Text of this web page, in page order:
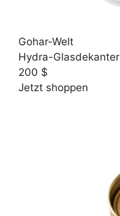
Gohar-Welt
Hydra-Glasdekanter
200 $
Jetzt shoppen